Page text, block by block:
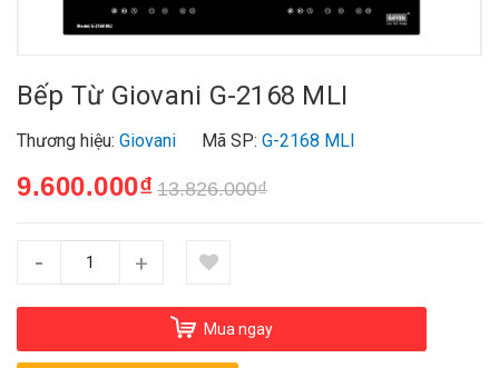
Bếp Từ Giovani G-2168 MLI
Thương hiệu: Giovani Mã SP: G-2168 MLI
9.600.000₫ 13.826.000₫
- +
Mua ngay